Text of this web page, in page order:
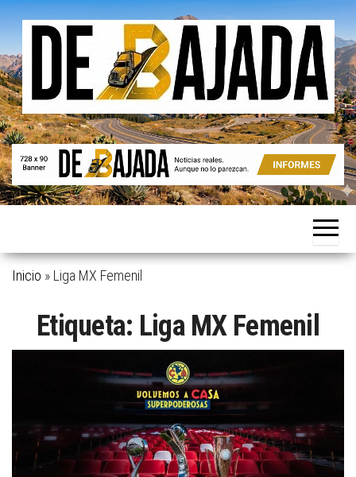
Saltar
contenido
De
Bajada
Noticias
Aunque
parezcan.
Inicio » Liga MX Femenil
Etiqueta: Liga MX Femenil